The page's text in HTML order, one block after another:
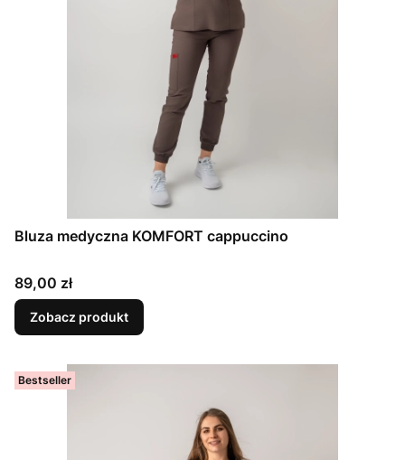
Bluza medyczna KOMFORT cappuccino
Cena
89,00 zł
Zobacz produkt
Bestseller